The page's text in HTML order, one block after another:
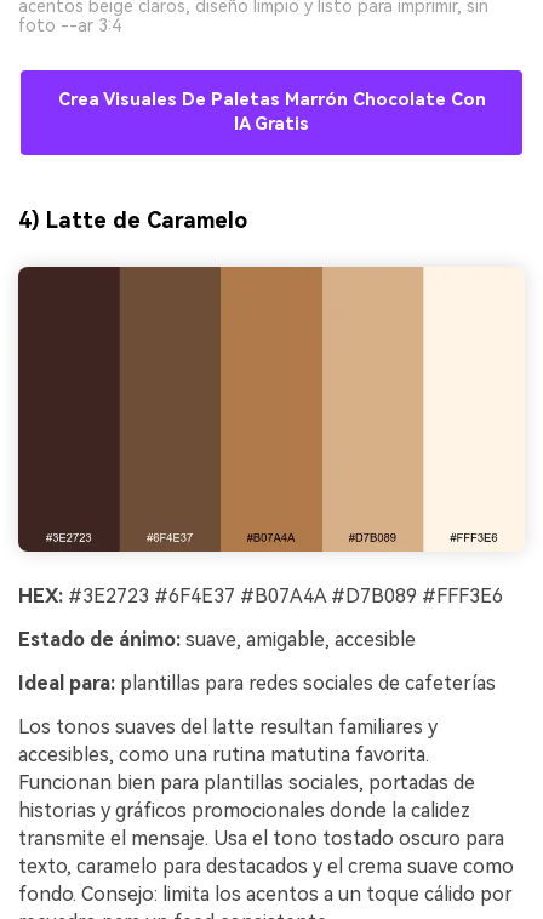
acentos beige claros, diseño limpio y listo para imprimir, sin
foto --ar 3:4
Crea Visuales De Paletas Marrón Chocolate Con
IA Gratis
4) Latte de Caramelo
HEX: #3E2723 #6F4E37 #B07A4A #D7B089 #FFF3E6
Estado de ánimo: suave, amigable, accesible
Ideal para: plantillas para redes sociales de cafeterías
Los tonos suaves del latte resultan familiares y
accesibles, como una rutina matutina favorita.
Funcionan bien para plantillas sociales, portadas de
historias y gráficos promocionales donde la calidez
transmite el mensaje. Usa el tono tostado oscuro para
texto, caramelo para destacados y el crema suave como
fondo. Consejo: limita los acentos a un toque cálido por